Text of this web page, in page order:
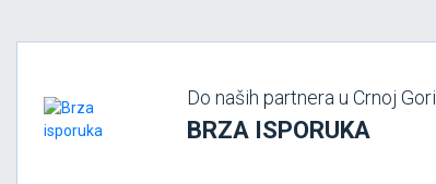
Do naših partnera u Crnoj Gori
BRZA ISPORUKA